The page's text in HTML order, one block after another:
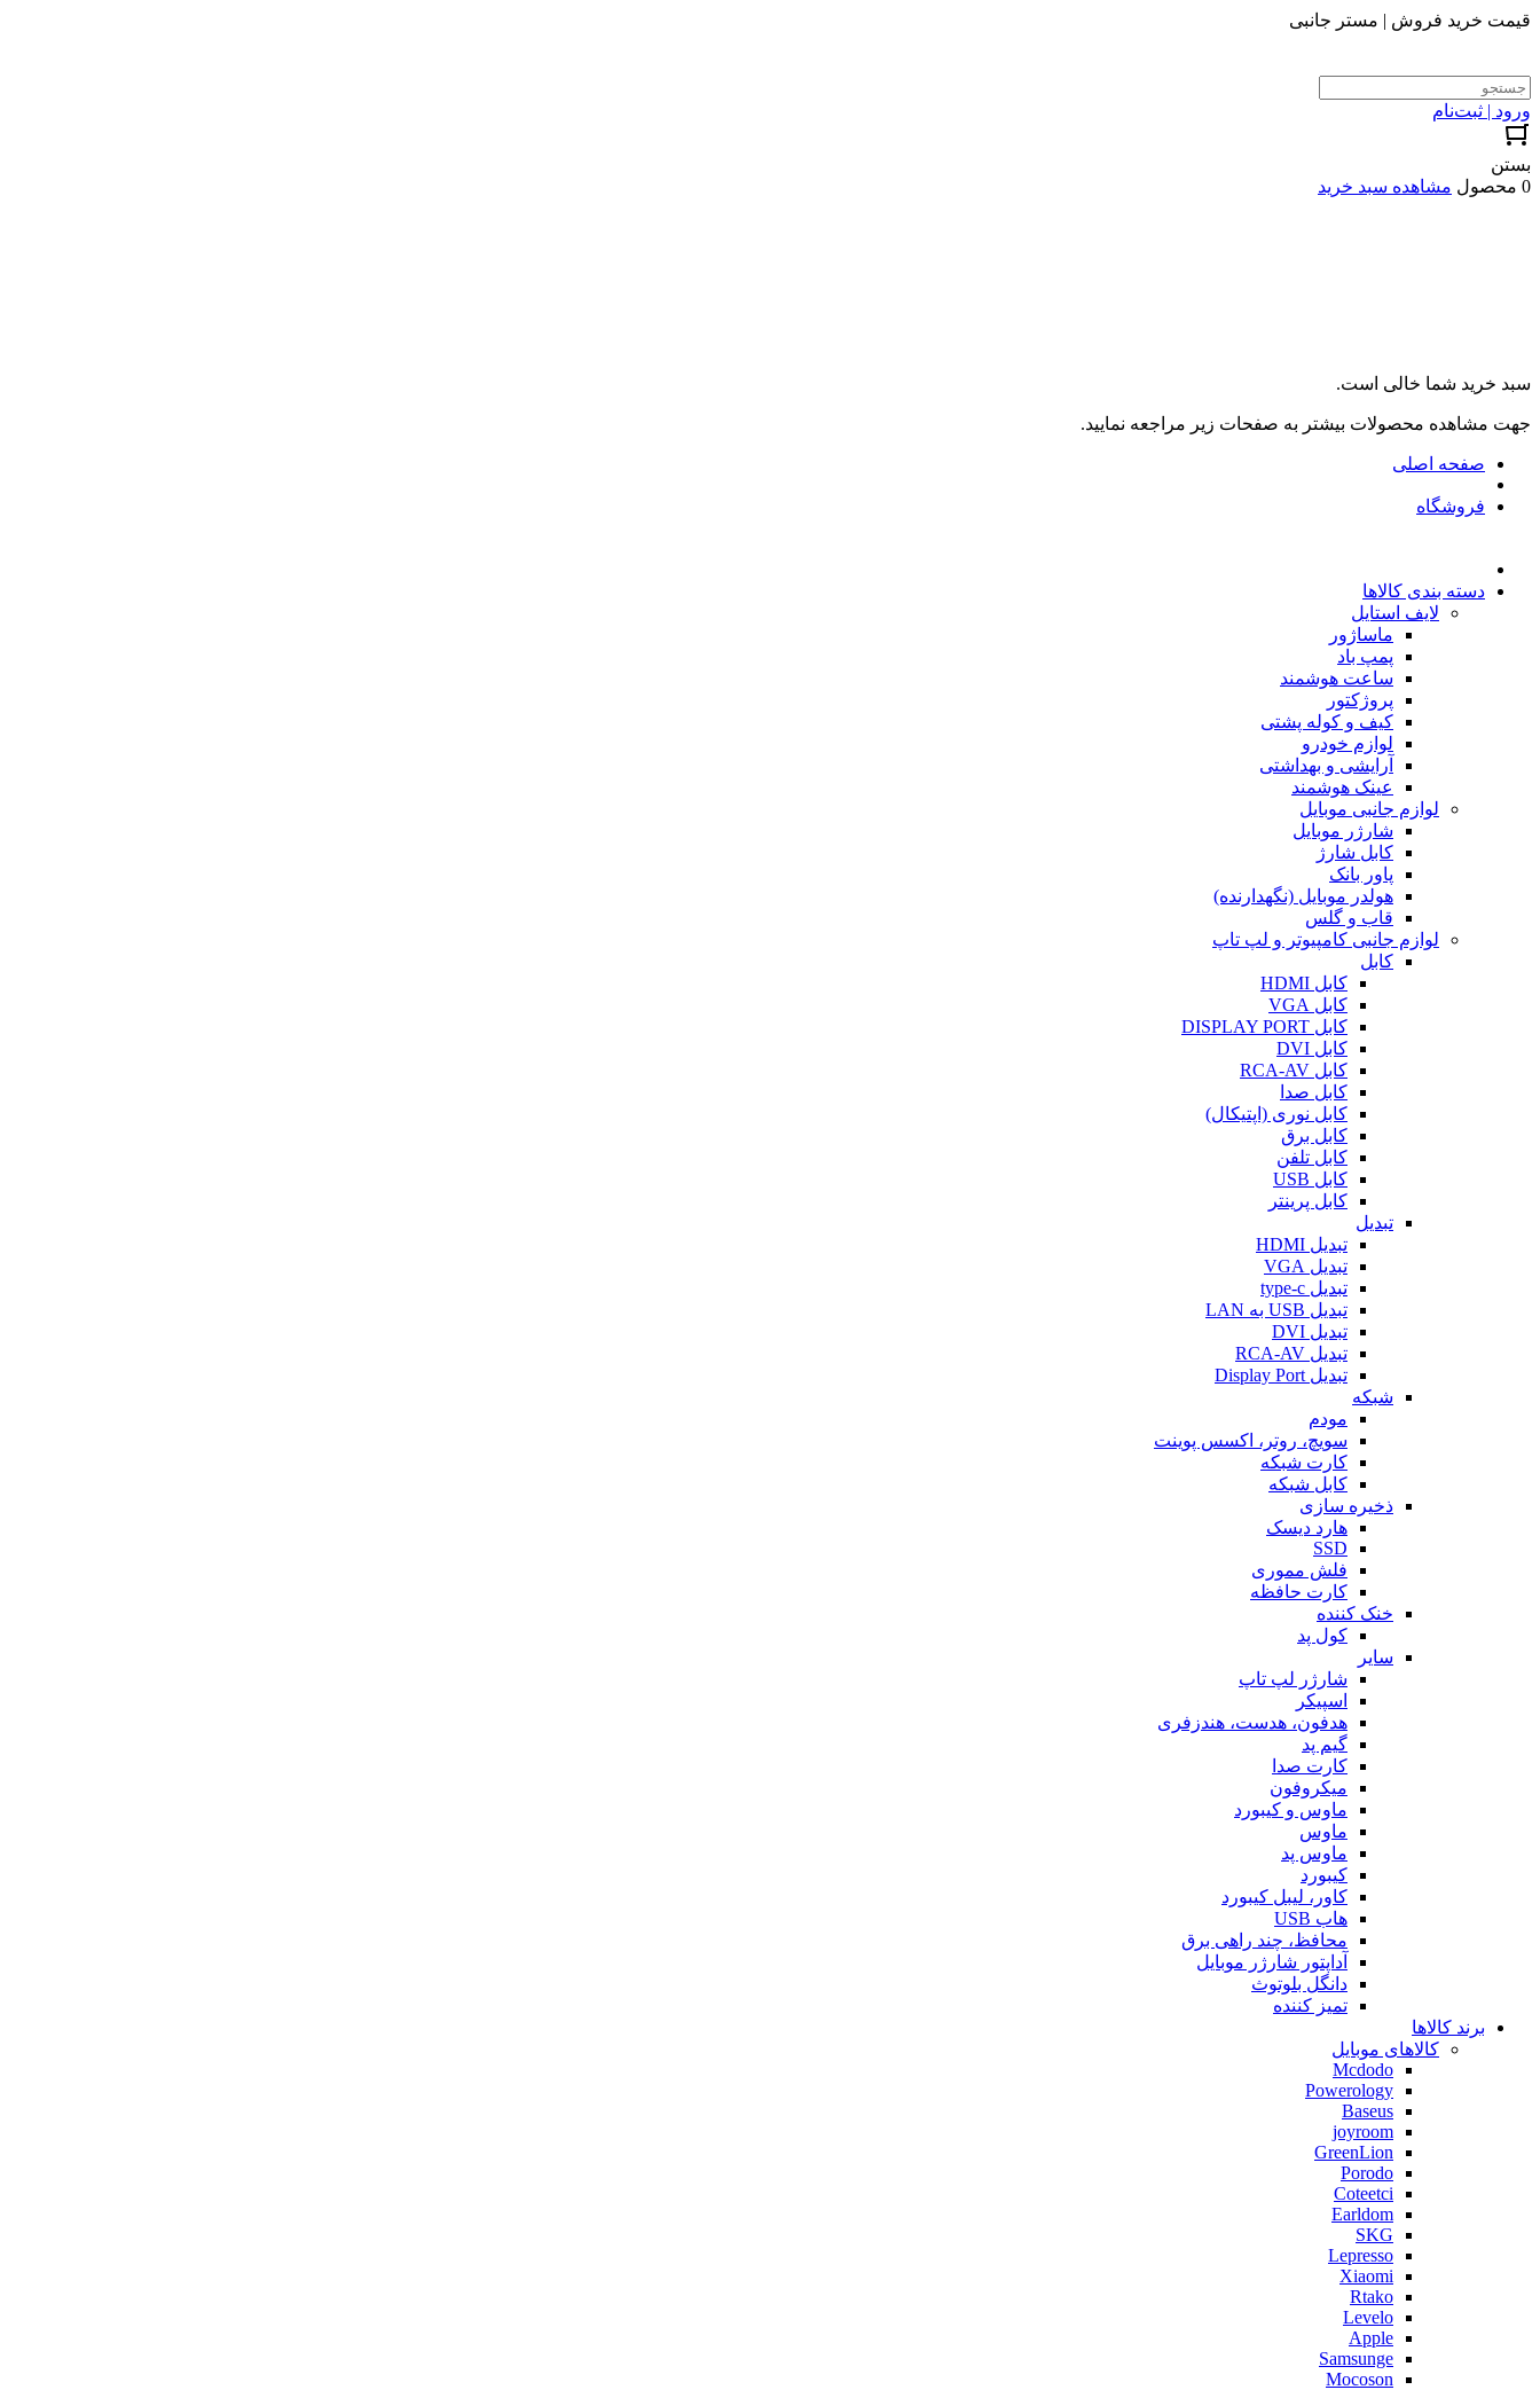
قیمت خرید فروش | مستر جانبی
ورود | ثبت‌نام
بستن
0 محصول
مشاهده سبد خرید
سبد خرید شما خالی است.
جهت مشاهده محصولات بیشتر به صفحات زیر مراجعه نمایید.
صفحه اصلی
فروشگاه
دسته بندی کالاها
لایف استایل
ماساژور
پمپ باد
ساعت هوشمند
پروژکتور
کیف و کوله پشتی
لوازم خودرو
آرایشی و بهداشتی
عینک هوشمند
لوازم جانبی موبایل
شارژر موبایل
کابل شارژ
پاور بانک
هولدر موبایل (نگهدارنده)
قاب و گلس
لوازم جانبی کامپیوتر و لپ تاپ
کابل
کابل HDMI
کابل VGA
کابل DISPLAY PORT
کابل DVI
کابل RCA-AV
کابل صدا
کابل نوری (اپتیکال)
کابل برق
کابل تلفن
کابل USB
کابل پرینتر
تبدیل
تبدیل HDMI
تبدیل VGA
تبدیل type-c
تبدیل USB به LAN
تبدیل DVI
تبدیل RCA-AV
تبدیل Display Port
شبکه
مودم
سویچ، روتر، اکسس پوینت
کارت شبکه
کابل شبکه
ذخیره سازی
هارد دیسک
SSD
فلش مموری
کارت حافظه
خنک کننده
کول پد
سایر
شارژر لپ تاپ
اسپیکر
هدفون، هدست، هندزفری
گیم پد
کارت صدا
میکروفون
ماوس و کیبورد
ماوس
ماوس پد
کیبورد
کاور، لیبل کیبورد
هاب USB
محافظ، چند راهی برق
آداپتور شارژر موبایل
دانگل بلوتوث
تمیز کننده
برند کالاها
کالاهای موبایل
Mcdodo
Powerology
Baseus
joyroom
GreenLion
Porodo
Coteetci
Earldom
SKG
Lepresso
Xiaomi
Rtako
Levelo
Apple
Samsunge
Mocoson